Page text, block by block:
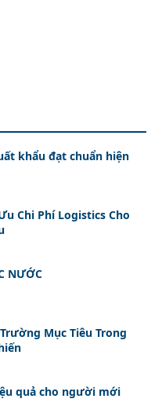
khẩu đạt chuẩn hiện
Chi Phí Logistics Cho
NƯỚC
Mục Tiêu Trong
quả cho người mới